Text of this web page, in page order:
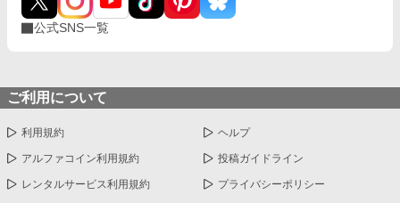
公式SNS一覧
ご利用について
利用規約 ヘルプ
アルファコイン利用規約 投稿ガイドライン
レンタルサービス利用規約 プライバシーポリシー